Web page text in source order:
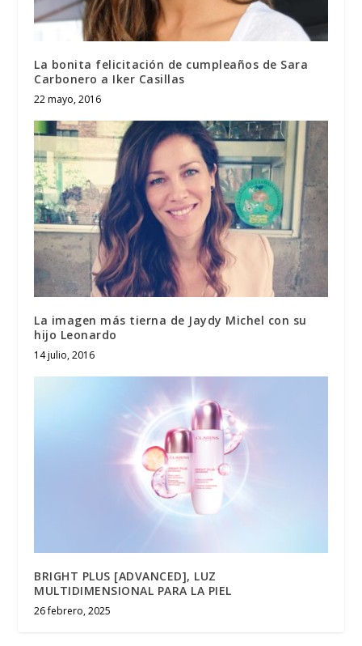
La bonita felicitación de cumpleaños de Sara
Carbonero a Iker Casillas
22 mayo, 2016
La imagen más tierna de Jaydy Michel con su
hijo Leonardo
14 julio, 2016
BRIGHT PLUS [ADVANCED], LUZ
MULTIDIMENSIONAL PARA LA PIEL
26 febrero, 2025